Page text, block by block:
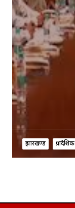
झारखण्ड प्रादेशिक